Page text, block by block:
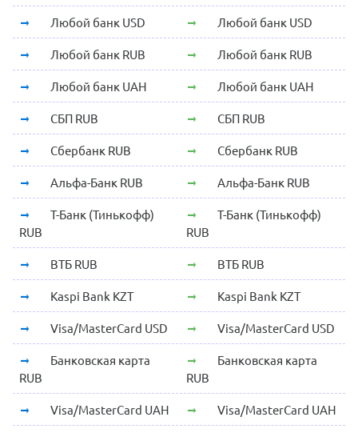
Любой банк USD Любой банк USD
Любой банк RUB Любой банк RUB
Любой банк UAH Любой банк UAH
СБП RUB СБП RUB
Сбербанк RUB Сбербанк RUB
Альфа-Банк RUB Альфа-Банк RUB
Т-Банк (Тинькофф)
RUB
Т-Банк (Тинькофф)
RUB
ВТБ RUB ВТБ RUB
Kaspi Bank KZT Kaspi Bank KZT
Visa/MasterCard USD Visa/MasterCard USD
Банковская карта
RUB
Банковская карта
RUB
Visa/MasterCard UAH Visa/MasterCard UAH